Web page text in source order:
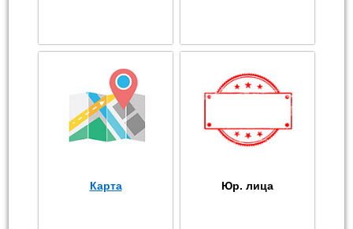
Карта Юр. лица